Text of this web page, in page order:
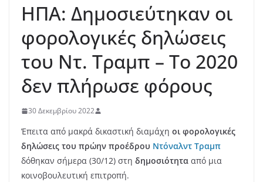
ΗΠΑ: Δημοσιεύτηκαν οι
φορολογικές δηλώσεις
του Ντ. Τραμπ – Το 2020
δεν πλήρωσε φόρους
30 Δεκεμβρίου 2022
Έπειτα από μακρά δικαστική διαμάχη οι φορολογικές
δηλώσεις του πρώην προέδρου Ντόναλντ Τραμπ
δόθηκαν σήμερα (30/12) στη δημοσιότητα από μια
κοινοβουλευτική επιτροπή.